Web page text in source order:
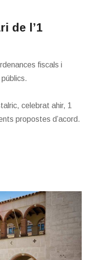
de l’1
fiscals i
celebrat ahir, 1
propostes d’acord.